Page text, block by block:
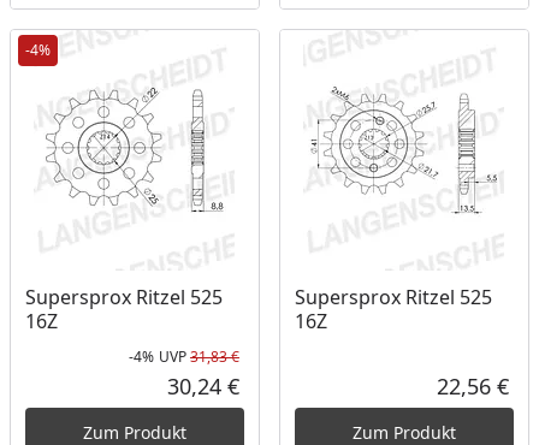
-4%
Supersprox Ritzel 525
16Z
Rabatt in Prozent
-4%
Ursprünglicher Preis
UVP31,83 €
Aktueller Preis
30,24 €
Zum Produkt
Supersprox Ritzel 525
16Z
22,56 €
Zum Produkt